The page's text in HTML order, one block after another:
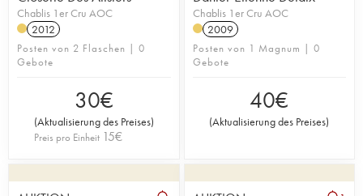
Chablis 1er Cru AOC
2012
Posten von 2 Flaschen | 0
Gebote
30€
(Aktualisierung des Preises)
Preis pro Einheit 15€
Chablis 1er Cru AOC
2009
Posten von 1 Magnum | 0
Gebote
40€
(Aktualisierung des Preises)